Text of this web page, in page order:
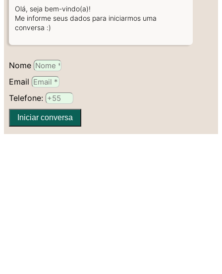
Olá, seja bem-vindo(a)!
Me informe seus dados para iniciarmos uma
conversa :)
Nome
Email
Telefone:
Iniciar conversa